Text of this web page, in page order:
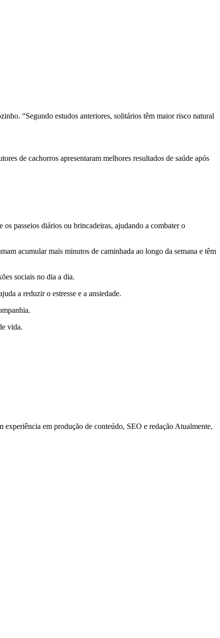
“Segundo estudos anteriores, solitários têm maior risco natural
de cachorros apresentaram melhores resultados de saúde após
passeios diários ou brincadeiras, ajudando a combater o
acumular mais minutos de caminhada ao longo da semana e têm
sociais no dia a dia.
a reduzir o estresse e a ansiedade.
vida.
em produção de conteúdo, SEO e redação Atualmente,